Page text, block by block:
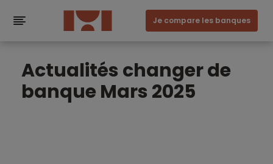
Je compare les banques
Actualités changer de
banque Mars 2025